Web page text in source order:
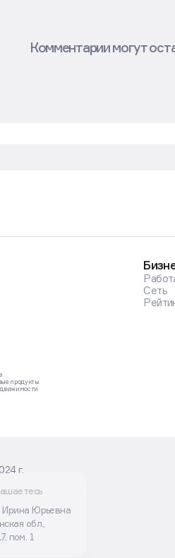
Комментарии могут
Сеть
продукты
г.
Ирина Юрьевна
обл.,
пом. 1